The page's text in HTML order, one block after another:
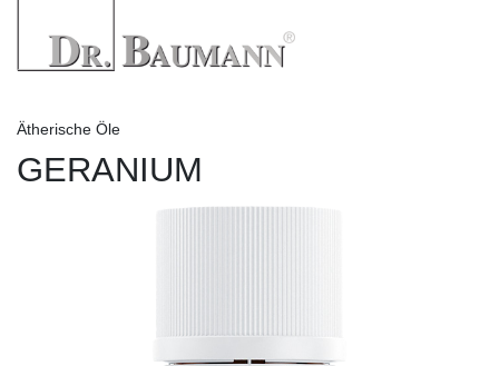
Ätherische Öle
GERANIUM